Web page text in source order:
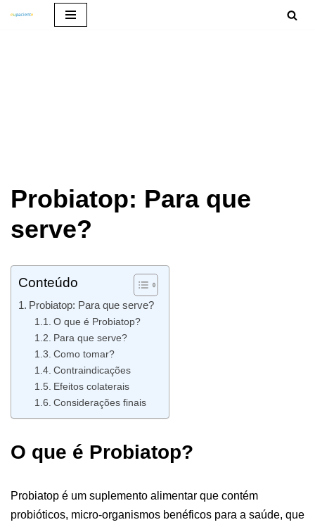
Probiatop: Para que
serve?
Conteúdo
Probiatop: Para que serve?
O que é Probiatop?
Para que serve?
Como tomar?
Contraindicações
Efeitos colaterais
Considerações finais
O que é Probiatop?
Probiatop é um suplemento alimentar que contém
probióticos, micro-organismos benéficos para a saúde, que